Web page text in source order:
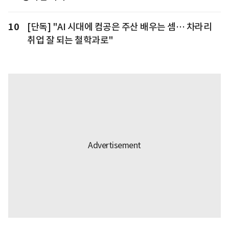
10
[단독] "AI 시대에 컴공은 주산 배우는 셈… 차라리
취업 잘 되는 철학과로"